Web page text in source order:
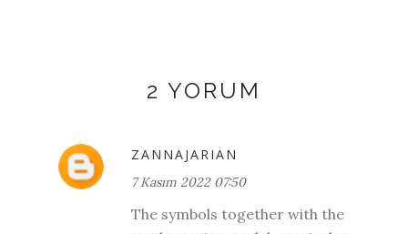
2 YORUM
ZANNAJARIAN
7 Kasım 2022 07:50
The symbols together with the